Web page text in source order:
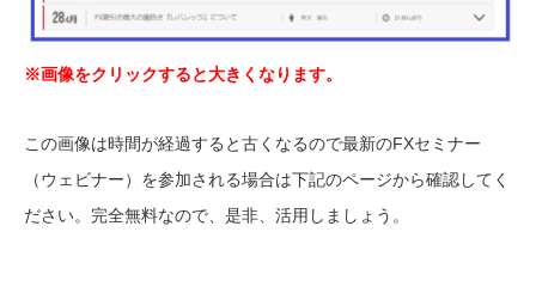
※画像をクリックすると大きくなります。
この画像は時間が経過すると古くなるので最新のFXセミナー
（ウェビナー）を参加される場合は下記のページから確認してく
ださい。完全無料なので、是非、活用しましょう。